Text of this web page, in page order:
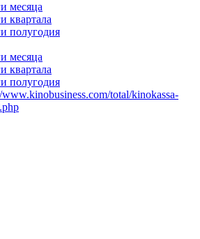
месяца
квартала
полугодия
месяца
квартала
полугодия
total/kinokassa-